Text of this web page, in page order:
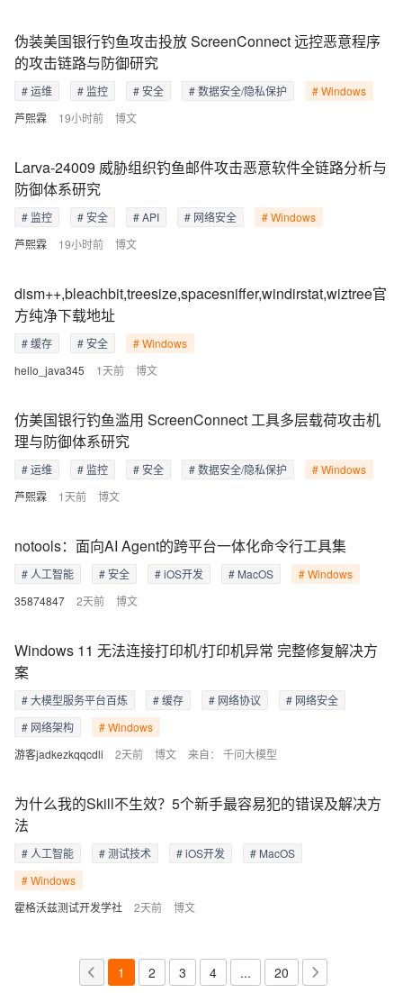
芦熙霖 19小时前 博文
伪装美国银行钓鱼攻击投放 ScreenConnect 远控恶意程序
的攻击链路与防御研究
# 运维 # 监控 # 安全 # 数据安全/隐私保护 # Windows
芦熙霖 19小时前 博文
Larva-24009 威胁组织钓鱼邮件攻击恶意软件全链路分析与
防御体系研究
# 监控 # 安全 # API # 网络安全 # Windows
hello_java345 1天前 博文
dism++,bleachbit,treesize,spacesniffer,windirstat,wiztree官
方纯净下载地址
# 缓存 # 安全 # Windows
芦熙霖 1天前 博文
仿美国银行钓鱼滥用 ScreenConnect 工具多层载荷攻击机
理与防御体系研究
# 运维 # 监控 # 安全 # 数据安全/隐私保护 # Windows
35874847 2天前 博文
notools：面向AI Agent的跨平台一体化命令行工具集
# 人工智能 # 安全 # iOS开发 # MacOS # Windows
游客jadkezkqqcdli 2天前 博文 来自： 千问大模型
Windows 11 无法连接打印机/打印机异常 完整修复解决方
案
# 大模型服务平台百炼 # 缓存 # 网络协议
# 网络安全
# 网络架构
# Windows
霍格沃兹测试开发学社 2天前 博文
为什么我的Skill不生效？5个新手最容易犯的错误及解决方
法
# 人工智能 # 测试技术 # iOS开发
# MacOS
# Windows
1 2 3 4 ... 20